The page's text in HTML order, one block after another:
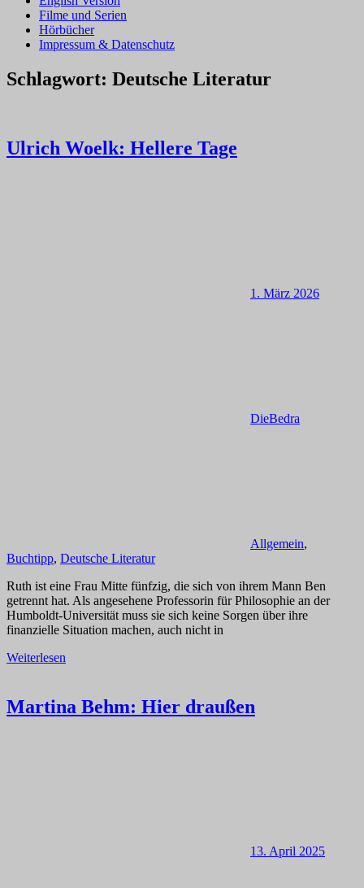
Filme und Serien
Hörbücher
Impressum & Datenschutz
Schlagwort: Deutsche Literatur
Ulrich Woelk: Hellere Tage
1. März 2026
DieBedra
Allgemein,
Buchtipp, Deutsche Literatur
Ruth ist eine Frau Mitte fünfzig, die sich von ihrem Mann Ben
getrennt hat. Als angesehene Professorin für Philosophie an der
Humboldt-Universität muss sie sich keine Sorgen über ihre
finanzielle Situation machen, auch nicht in
Weiterlesen
Martina Behm: Hier draußen
13. April 2025